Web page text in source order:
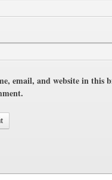
email, and website in this